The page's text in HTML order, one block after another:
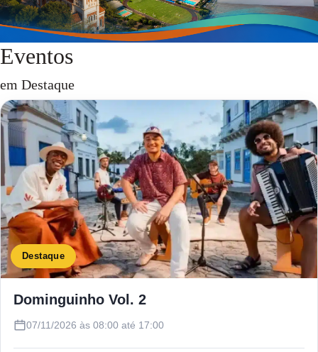
Eventos
em Destaque
Destaque
Dominguinho Vol. 2
07/11/2026 às 08:00 até 17:00